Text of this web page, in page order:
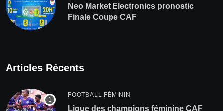
Neo Market Electronics pronostic
Finale Coupe CAF
Articles Récents
FOOTBALL FÉMININ
Ligue des champions féminine CAF